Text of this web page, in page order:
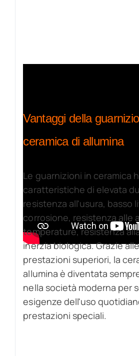
Vantaggi della
ceramica di allumina
Le guarnizioni in ceramica
caratteristiche di elevata
resistenza all'usura, basso
corrosione, resistenza alle
temperature, resistenza
inerzia biologica. Grazie
prestazioni superiori, la
allumina è diventata
nella società moderna per
esigenze dell'uso
prestazioni speciali.